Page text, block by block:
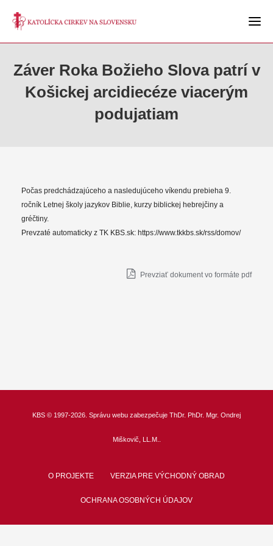
Záver Roka Božieho Slova patrí v
Košickej arcidiecéze viacerým
podujatiam
Počas predchádzajúceho a nasledujúceho víkendu prebieha 9.
ročník Letnej školy jazykov Biblie, kurzy biblickej hebrejčiny a
gréčtiny.
Prevzaté automaticky z TK KBS.sk: https://www.tkkbs.sk/rss/domov/
Prevziať dokument vo formáte pdf
KBS © 1997-2026. Správu webu zabezpečuje ThDr. PhDr. Mgr. Ondrej
Miškovič, LL.M.
O PROJEKTE VERZIA PRE VÝCHODNÝ OBRAD
OCHRANA OSOBNÝCH ÚDAJOV